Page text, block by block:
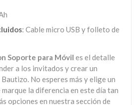
: Cable micro USB y folleto de
Soporte para Móvil es el detalle
a los invitados y crear un
No esperes más y elige un
la diferencia en este día tan
opciones en nuestra sección de